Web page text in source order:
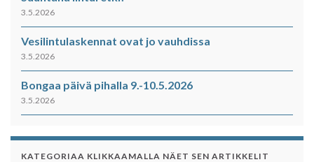
3.5.2026
Vesilintulaskennat ovat jo vauhdissa
3.5.2026
Bongaa päivä pihalla 9.-10.5.2026
3.5.2026
KATEGORIAA KLIKKAAMALLA NÄET SEN ARTIKKELIT